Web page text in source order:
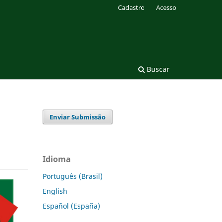
Buscar
Cadastro Acesso
Enviar Submissão
Idioma
Português (Brasil)
English
Español (España)